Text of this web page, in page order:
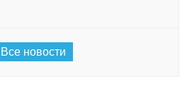
Все новости